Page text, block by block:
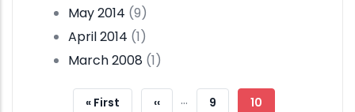
May 2014 (9)
April 2014 (1)
March 2008 (1)
Pagination
First
« First
Previous
‹‹ … Page
9
Current
10